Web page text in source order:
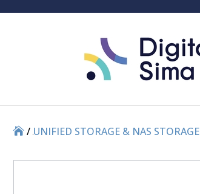
//
UNIFIED STORAGE & NAS STORAGE